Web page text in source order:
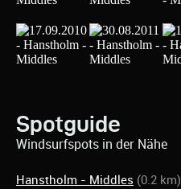
Spotguide
Windsurfspots in der Nähe
Hanstholm - Middles (0.2 km)